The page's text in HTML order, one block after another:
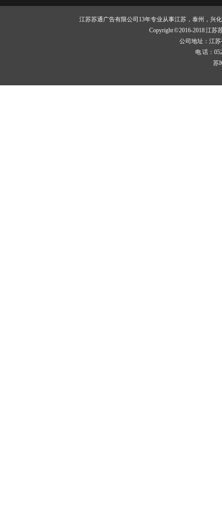
江苏苏通广告有限公司13年专业从事江苏，泰州，兴
Copyright © 2016-2018 江
公司地址：江
电 话：
苏